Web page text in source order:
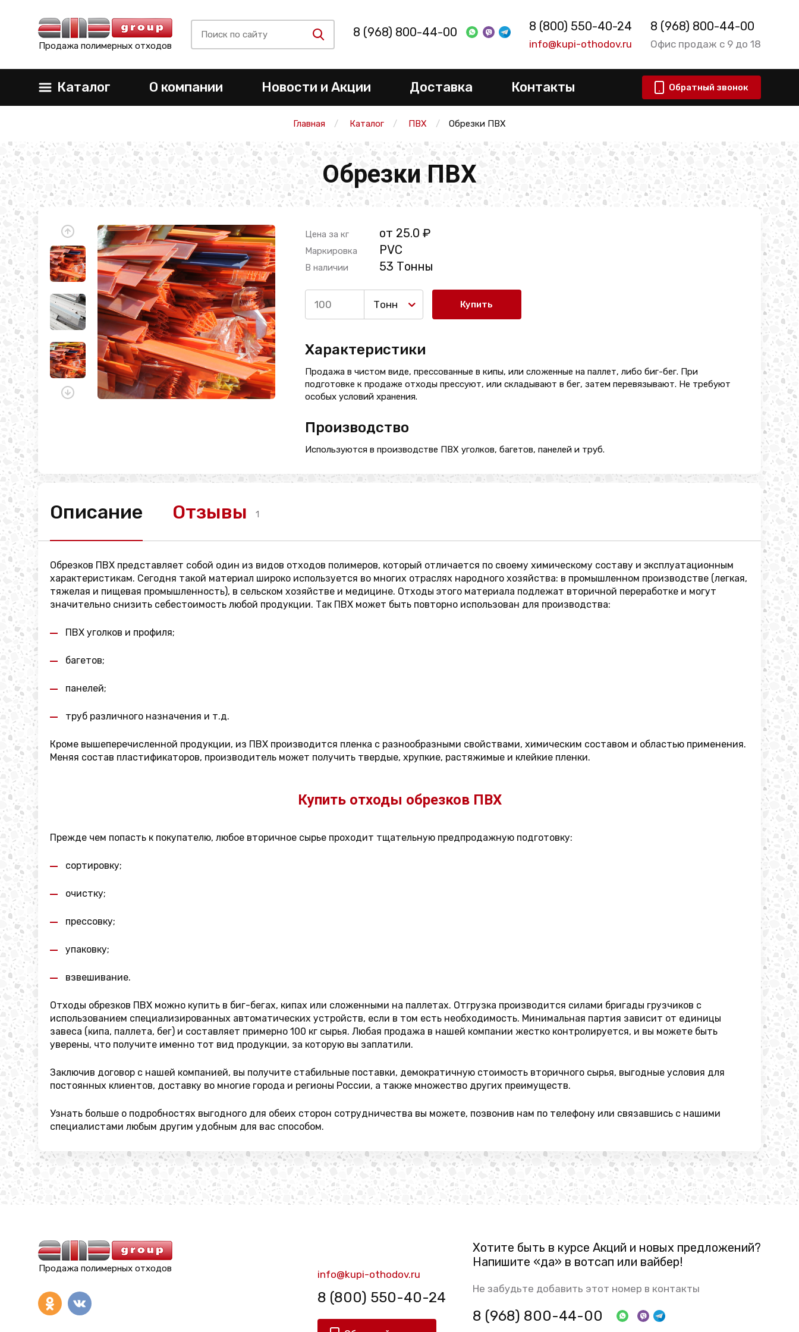
Продажа полимерных отходов
8 (968) 800-44-00 8 (800) 550-40-24
info@kupi-othodov.ru
8 (968) 800-44-00
Офис продаж с 9 до 18
Каталог О компании Новости и Акции Доставка Контакты Обратный звонок
Главная Каталог ПВХ Обрезки ПВХ
Обрезки ПВХ
Цена за кг от 25.0 ₽
Маркировка PVC
В наличии 53 Тонны
Тонн Купить
Характеристики
Продажа в чистом виде, прессованные в кипы, или сложенные на паллет, либо биг-бег. При
подготовке к продаже отходы прессуют, или складывают в бег, затем перевязывают. Не требуют
особых условий хранения.
Производство
Используются в производстве ПВХ уголков, багетов, панелей и труб.
Описание Отзывы 1
Обрезков ПВХ представляет собой один из видов отходов полимеров, который отличается по своему химическому составу и эксплуатационным
характеристикам. Сегодня такой материал широко используется во многих отраслях народного хозяйства: в промышленном производстве (легкая,
тяжелая и пищевая промышленность), в сельском хозяйстве и медицине. Отходы этого материала подлежат вторичной переработке и могут
значительно снизить себестоимость любой продукции. Так ПВХ может быть повторно использован для производства:
ПВХ уголков и профиля;
багетов;
панелей;
труб различного назначения и т.д.
Кроме вышеперечисленной продукции, из ПВХ производится пленка с разнообразными свойствами, химическим составом и областью применения.
Меняя состав пластификаторов, производитель может получить твердые, хрупкие, растяжимые и клейкие пленки.
Купить отходы обрезков ПВХ
Прежде чем попасть к покупателю, любое вторичное сырье проходит тщательную предпродажную подготовку:
сортировку;
очистку;
прессовку;
упаковку;
взвешивание.
Отходы обрезков ПВХ можно купить в биг-бегах, кипах или сложенными на паллетах. Отгрузка производится силами бригады грузчиков с
использованием специализированных автоматических устройств, если в том есть необходимость. Минимальная партия зависит от единицы
завеса (кипа, паллета, бег) и составляет примерно 100 кг сырья. Любая продажа в нашей компании жестко контролируется, и вы можете быть
уверены, что получите именно тот вид продукции, за которую вы заплатили.
Заключив договор с нашей компанией, вы получите стабильные поставки, демократичную стоимость вторичного сырья, выгодные условия для
постоянных клиентов, доставку во многие города и регионы России, а также множество других преимуществ.
Узнать больше о подробностях выгодного для обеих сторон сотрудничества вы можете, позвонив нам по телефону или связавшись с нашими
специалистами любым другим удобным для вас способом.
Продажа полимерных отходов info@kupi-othodov.ru
8 (800) 550-40-24
Хотите быть в курсе Акций и новых предложений?
Напишите «да» в вотсап или вайбер!
Не забудьте добавить этот номер в контакты
8 (968) 800-44-00